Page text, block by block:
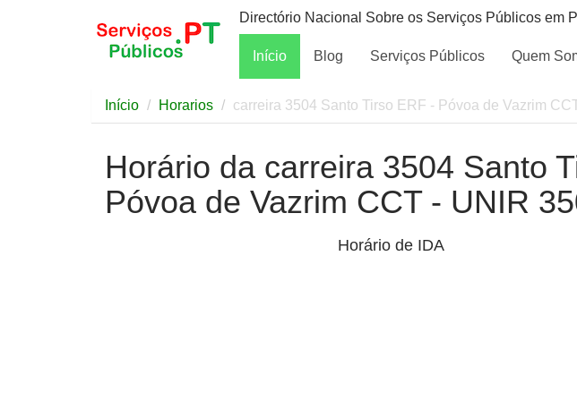
Directório Nacional Sobre os Serviços Públicos em
Início Blog Serviços Públicos Quem
Início Horarios carreira 3504 Santo Tirso ERF - Póvoa de Vazrim
Horário da carreira 3504 Santo
Póvoa de Vazrim CCT - UNIR
Horário de IDA